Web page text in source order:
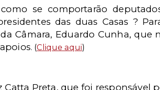
se comportarão
das duas Casas ?
Câmara, Eduardo Cunha, que
. (Clique aqui)
Preta, que foi responsável